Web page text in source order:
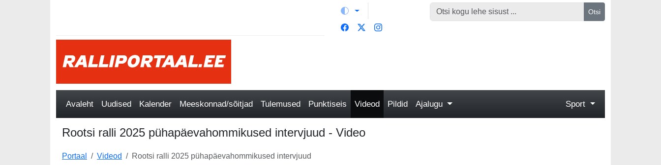
Otsi
Avaleht Uudised Kalender Meeskonnad/sõitjad Tulemused Punktiseis Videod Pildid Ajalugu Sport
Rootsi ralli 2025 pühapäevahommikused intervjuud - Video
Portaal Videod Rootsi ralli 2025 pühapäevahommikused intervjuud